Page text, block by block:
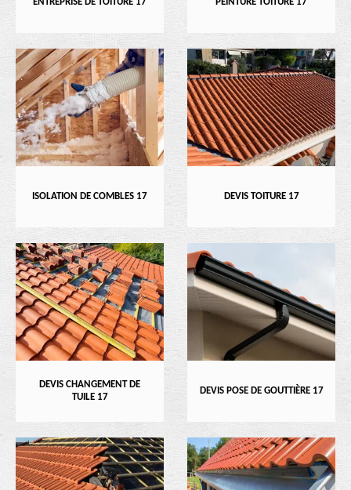
ISOLATION DE COMBLES 17 DEVIS TOITURE 17
DEVIS CHANGEMENT DE
TUILE 17
DEVIS POSE DE GOUTTIÈRE 17